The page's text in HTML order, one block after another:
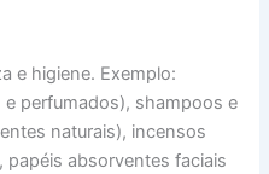
e higiene. Exemplo:
perfumados), shampoos e
naturais), incensos
papéis absorventes faciais